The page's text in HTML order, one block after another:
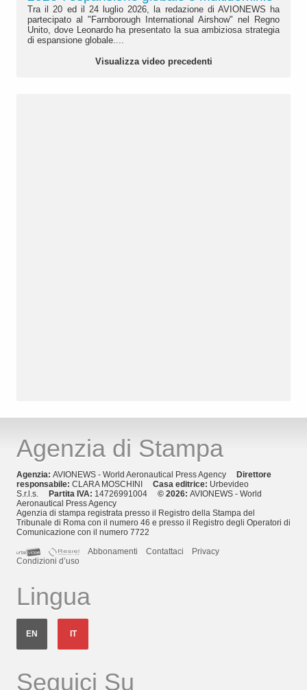
Tra il 20 ed il 24 luglio 2026, la redazione di AVIONEWS ha
partecipato al "Farnborough International Airshow" nel Regno
Unito, dove Leonardo ha presentato la sua ambiziosa strategia
di espansione globale....
Visualizza video precedenti
Agenzia di Stampa
Agenzia: AVIONEWS - World Aeronautical Press Agency
Direttore
responsabile: CLARA MOSCHINI Casa editrice: Urbevideo
S.r.l.s.
Partita IVA: 14726991004 © 2026: AVIONEWS - World
Aeronautical Press Agency
Agenzia di stampa registrata presso il Registro della Stampa del
Tribunale di Roma con il numero 46 e presso il Registro degli Operatori di
Comunicazione con il numero 7722
Abbonamenti
Contattaci
Privacy
Condizioni d’uso
Lingua
EN IT
Seguici Su